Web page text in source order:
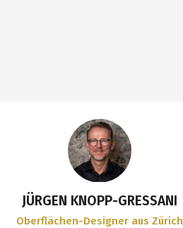
JÜRGEN KNOPP-GRESSANI
Oberflächen-Designer aus Zürich